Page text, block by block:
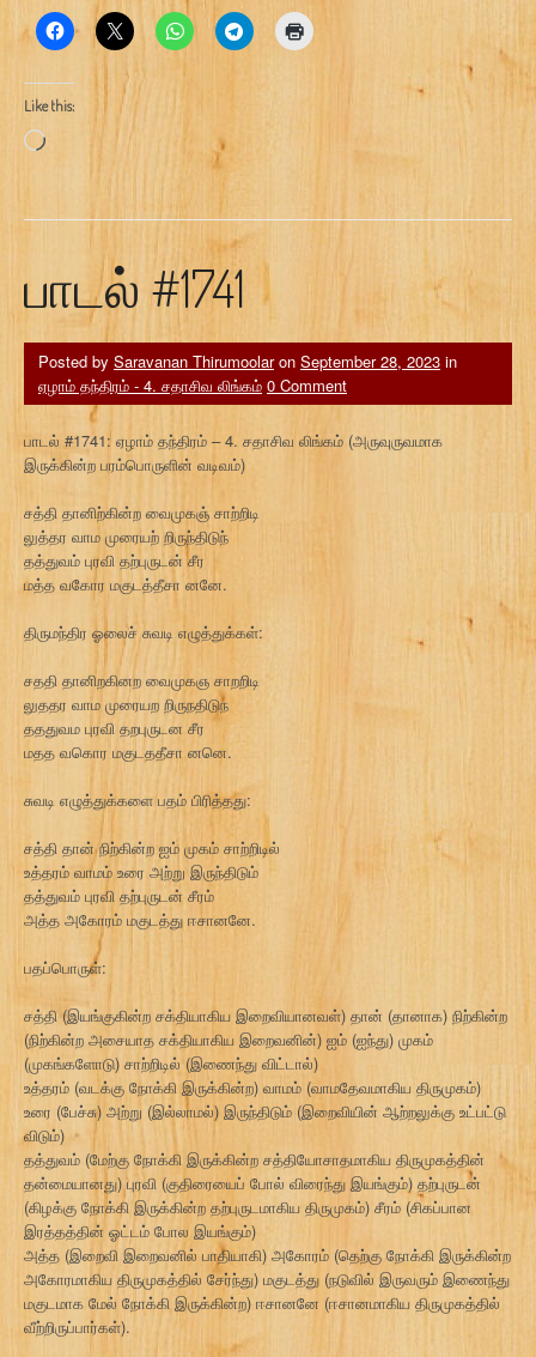
Like this:
Loading…
பாடல் #1741
Posted by Saravanan Thirumoolaron September 28, 2023 in
ஏழாம் தந்திரம் - 4. சதாசிவ லிங்கம் 0 Comment
பாடல் #1741: ஏழாம் தந்திரம் – 4. சதாசிவ லிங்கம் (அருவுருவமாக
இருக்கின்ற பரம்பொருளின் வடிவம்)
சத்தி தானிற்கின்ற வைமுகஞ் சாற்றிடி
லுத்தர வாம முரையற் றிருந்திடுந்
தத்துவம் புரவி தற்புருடன் சீர
மத்த வகோர மகுடத்தீசா னனே.
திருமந்திர ஓலைச் சுவடி எழுத்துக்கள்:
சததி தானிறகினற வைமுகஞ சாறறிடி
லுததர வாம முரையற றிருநதிடுந
தததுவம புரவி தறபுருடன சீர
மதத வகொர மகுடததீசா னனெ.
சுவடி எழுத்துக்களை பதம் பிரித்தது:
சத்தி தான் நிற்கின்ற ஐம் முகம் சாற்றிடில்
உத்தரம் வாமம் உரை அற்று இருந்திடும்
தத்துவம் புரவி தற்புருடன் சீரம்
அத்த அகோரம் மகுடத்து ஈசானனே.
பதப்பொருள்:
சத்தி (இயங்குகின்ற சக்தியாகிய இறைவியானவள்) தான் (தானாக) நிற்கின்ற
(நிற்கின்ற அசையாத சக்தியாகிய இறைவனின்) ஐம் (ஐந்து) முகம்
(முகங்களோடு) சாற்றிடில் (இணைந்து விட்டால்)
உத்தரம் (வடக்கு நோக்கி இருக்கின்ற) வாமம் (வாமதேவமாகிய திருமுகம்)
உரை (பேச்சு) அற்று (இல்லாமல்) இருந்திடும் (இறைவியின் ஆற்றலுக்கு உட்பட்டு
விடும்)
தத்துவம் (மேற்கு நோக்கி இருக்கின்ற சத்தியோசாதமாகிய திருமுகத்தின்
தன்மையானது) புரவி (குதிரையைப் போல் விரைந்து இயங்கும்) தற்புருடன்
(கிழக்கு நோக்கி இருக்கின்ற தற்புருடமாகிய திருமுகம்) சீரம் (சிகப்பான
இரத்தத்தின் ஓட்டம் போல இயங்கும்)
அத்த (இறைவி இறைவனில் பாதியாகி) அகோரம் (தெற்கு நோக்கி இருக்கின்ற
அகோரமாகிய திருமுகத்தில் சேர்ந்து) மகுடத்து (நடுவில் இருவரும் இணைந்து
மகுடமாக மேல் நோக்கி இருக்கின்ற) ஈசானனே (ஈசானமாகிய திருமுகத்தில்
வீற்றிருப்பார்கள்).